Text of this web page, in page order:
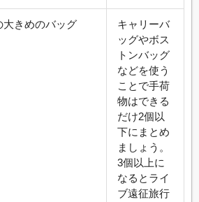
大きめのバッグ
キャリーバ
ッグやボス
トンバッグ
などを使う
ことで手荷
物はできる
だけ2個以
下にまとめ
ましょう。
3個以上に
なるとライ
ブ遠征旅行